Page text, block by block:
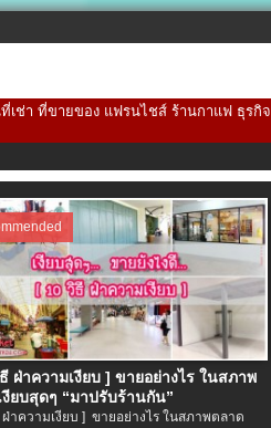
เช่า ที่ขายของ แฟรนไชส์ ร้านกาแฟ ธุรกิจ
ฝ่าความเงียบ ] ขายอย่างไร ในสภาพ
งียบสุดๆ “มาปรับร้านกัน”
ฝ่าความเงียบ ] ขายอย่างไร ในสภาพตลาด